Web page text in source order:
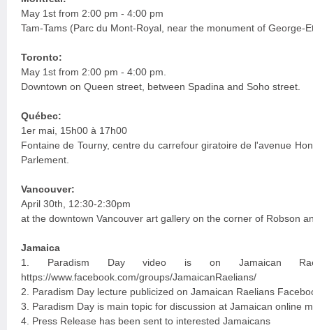
May 1st from 2:00 pm - 4:00 pm
Tam-Tams (Parc du Mont-Royal, near the monument of George-
Toronto:
May 1st from 2:00 pm - 4:00 pm.
Downtown on Queen street, between Spadina and Soho street.
Québec:
1er mai, 15h00 à 17h00
Fontaine de Tourny, centre du carrefour giratoire de l'avenue
Parlement.
Vancouver:
April 30th, 12:30-2:30pm
at the downtown Vancouver art gallery on the corner of Robson
Jamaica
1. Paradism Day video is on Jamaican
https://www.facebook.com/groups/JamaicanRaelians/
2. Paradism Day lecture publicized on Jamaican Raelians
3. Paradism Day is main topic for discussion at Jamaican online
4. Press Release has been sent to interested Jamaicans